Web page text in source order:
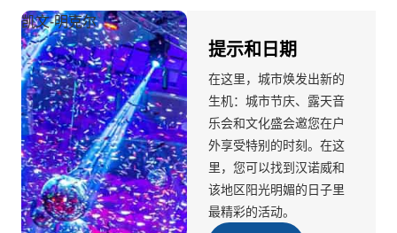
凯文-明克尔
提示和日期
在这里，城市焕发出新的
生机：城市节庆、露天音
乐会和文化盛会邀您在户
外享受特别的时刻。在这
里，您可以找到汉诺威和
该地区阳光明媚的日子里
最精彩的活动。